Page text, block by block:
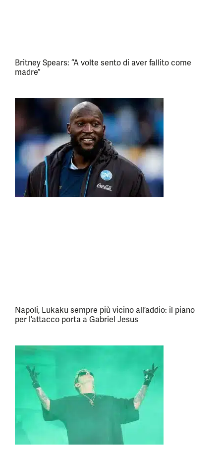
Britney Spears: “A volte sento di aver fallito come
madre”
Napoli, Lukaku sempre più vicino all’addio: il piano
per l’attacco porta a Gabriel Jesus